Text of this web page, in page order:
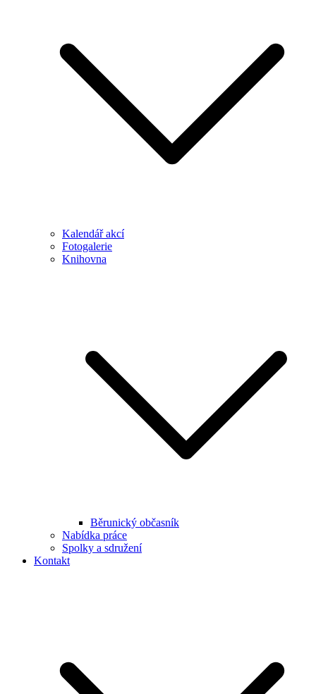
Kalendář akcí
Fotogalerie
Knihovna
Běrunický občasník
Nabídka práce
Spolky a sdružení
Kontakt